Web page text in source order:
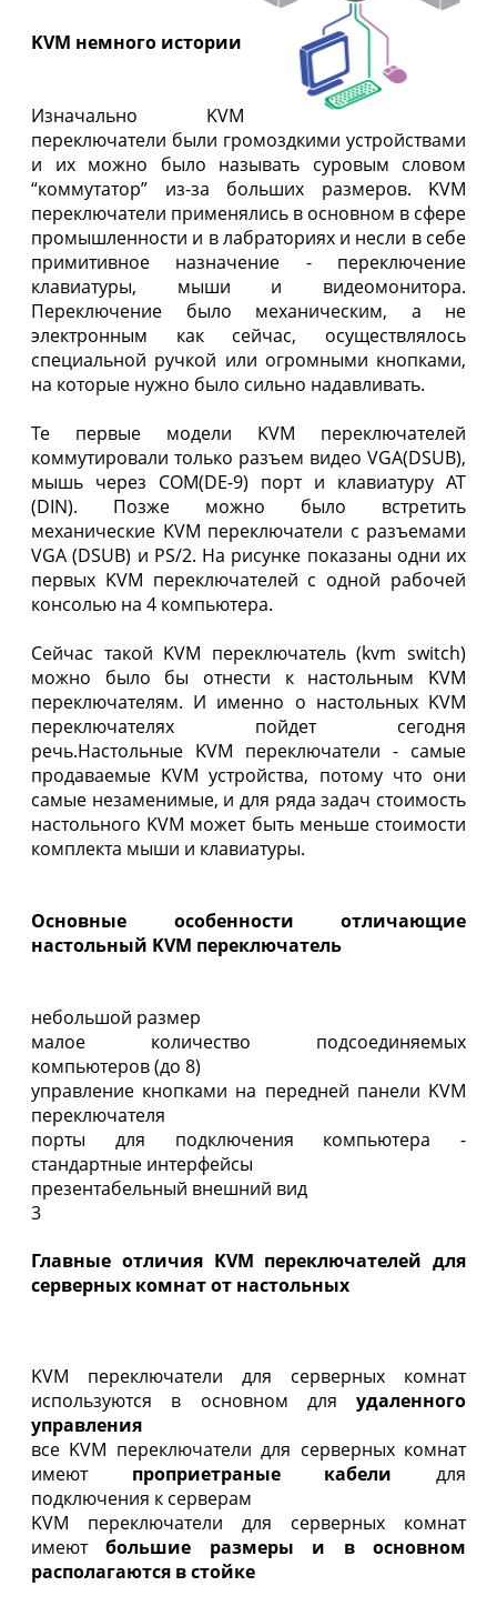
KVM немного истории
Изначально KVM
переключатели были громоздкими устройствами
и их можно было называть суровым словом
“коммутатор” из-за больших размеров. KVM
переключатели применялись в основном в сфере
промышленности и в лабраториях и несли в себе
примитивное назначение - переключение
клавиатуры, мыши и видеомонитора.
Переключение было механическим, а не
электронным как сейчас, осуществлялось
специальной ручкой или огромными кнопками,
на которые нужно было сильно надавливать.
Те первые модели KVM переключателей
коммутировали только разъем видео VGA(DSUB),
мышь через COM(DE-9) порт и клавиатуру AT
(DIN). Позже можно было встретить
механические KVM переключатели с разъемами
VGA (DSUB) и PS/2. На рисунке показаны одни их
первых KVM переключателей с одной рабочей
консолью на 4 компьютера.
Сейчас такой KVM переключатель (kvm switch)
можно было бы отнести к настольным KVM
переключателям. И именно о настольных KVM
переключателях пойдет сегодня
речь.Настольные KVM переключатели - самые
продаваемые KVM устройства, потому что они
самые незаменимые, и для ряда задач стоимость
настольного KVM может быть меньше стоимости
комплекта мыши и клавиатуры.
Основные особенности отличающие
настольный KVM переключатель
небольшой размер
малое количество подсоединяемых
компьютеров (до 8)
управление кнопками на передней панели KVM
переключателя
порты для подключения компьютера -
стандартные интерфейсы
презентабельный внешний вид
3
Главные отличия KVM переключателей для
серверных комнат от настольных
KVM переключатели для серверных комнат
используются в основном для удаленного
управления
все KVM переключатели для серверных комнат
имеют проприетраные кабели для
подключения к серверам
KVM переключатели для серверных комнат
имеютбольшие размеры и в основном
располагаются в стойке